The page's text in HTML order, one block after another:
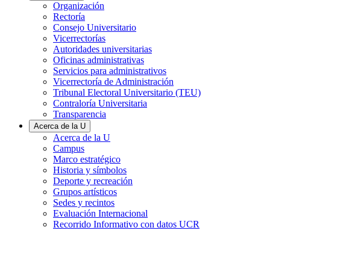
Organización
Rectoría
Consejo Universitario
Vicerrectorías
Autoridades universitarias
Oficinas administrativas
Servicios para administrativos
Vicerrectoría de Administración
Tribunal Electoral Universitario (TEU)
Contraloría Universitaria
Transparencia
Acerca de la U
Acerca de la U
Campus
Marco estratégico
Historia y símbolos
Deporte y recreación
Grupos artísticos
Sedes y recintos
Evaluación Internacional
Recorrido Informativo con datos UCR